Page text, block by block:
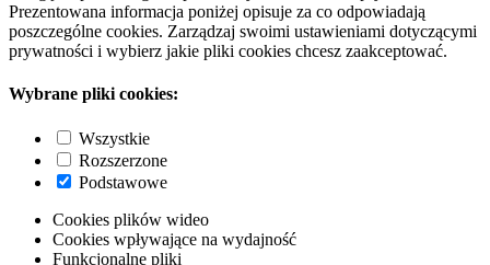
Prezentowana informacja poniżej opisuje za co odpowiadają
poszczególne cookies. Zarządzaj swoimi ustawieniami dotyczącymi
prywatności i wybierz jakie pliki cookies chcesz zaakceptować.
Wybrane pliki cookies:
Wszystkie
Rozszerzone
Podstawowe
Cookies plików wideo
Cookies wpływające na wydajność
Funkcjonalne pliki